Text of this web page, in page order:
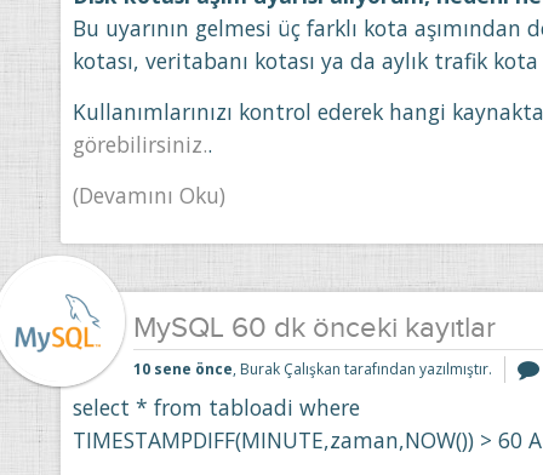
Bu uyarının gelmesi üç farklı kota aşımından
kotası, veritabanı kotası ya da aylık trafik kota
Kullanımlarınızı kontrol ederek hangi
görebilirsiniz..
(Devamını Oku)
MySQL 60 dk önceki kayıtlar
10 sene önce, Burak Çalışkan tarafından yazılmıştır.
select * from tabloadi where
TIMESTAMPDIFF(MINUTE,zaman,NOW()) > 60